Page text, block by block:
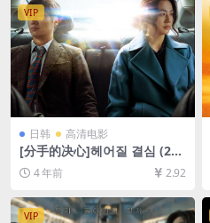
VIP
日韩 高清电影
[分手的决心]헤어질 결심 (202
2)[百度网盘+迅雷云盘资源10
80P超清未删减][MP4/8GB]
4 年前 2.92
VIP